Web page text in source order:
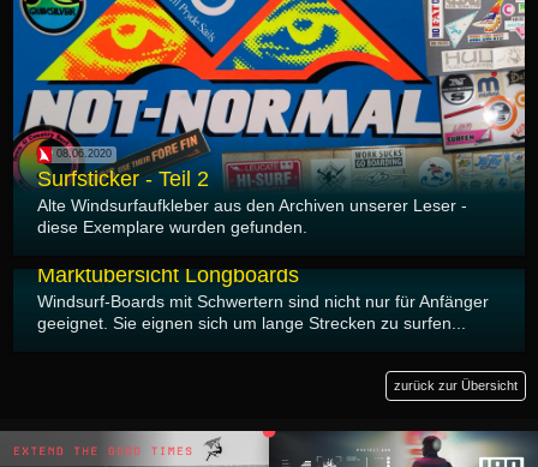
08.06.2020
Surfsticker - Teil 2
Alte Windsurfaufkleber aus den Archiven unserer Leser -
diese Exemplare wurden gefunden.
Marktübersicht Longboards
Windsurf-Boards mit Schwertern sind nicht nur für Anfänger
geeignet. Sie eignen sich um lange Strecken zu surfen...
zurück zur Übersicht